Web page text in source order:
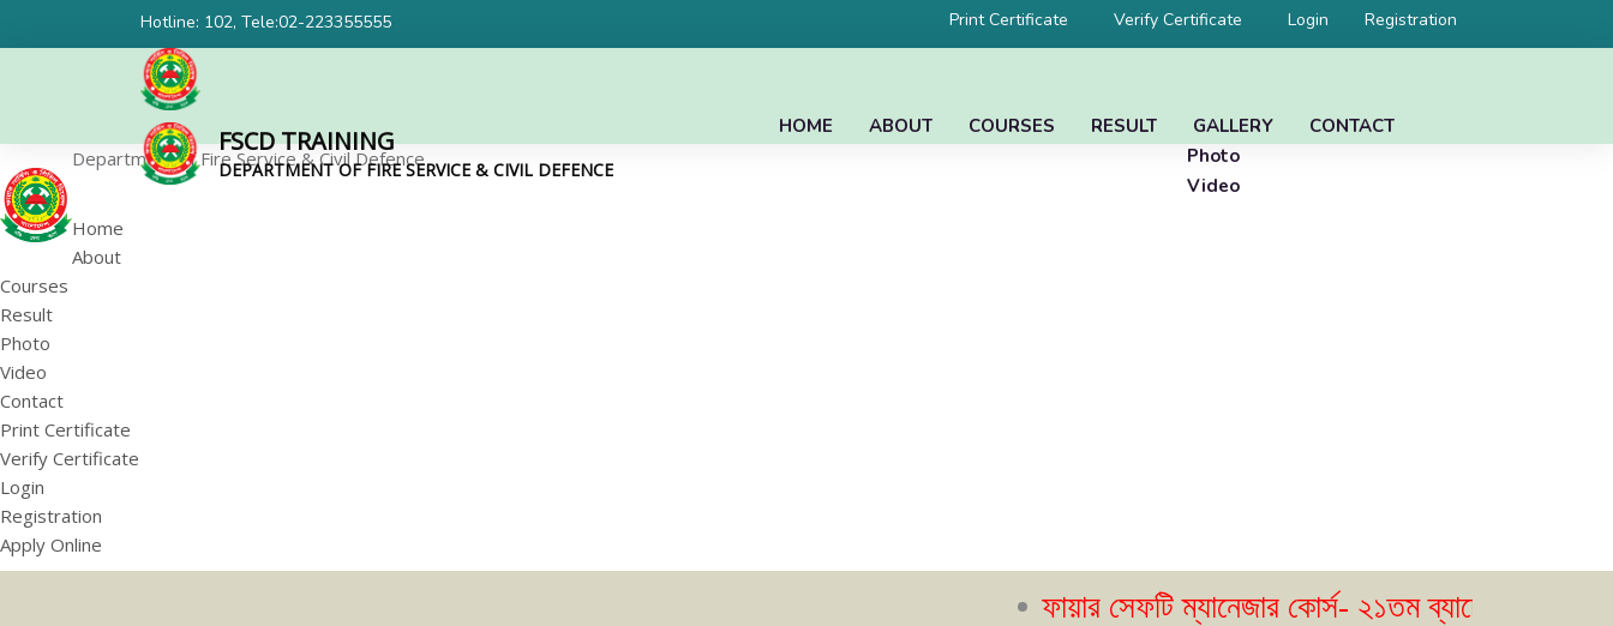
Hotline: 102, Tele:02-223355555 Print Certificate Verify Certificate Login Registration
FSCD TRAINING
DEPARTMENT OF FIRE SERVICE & CIVIL DEFENCE
CONTACT
GALLERY
Photo
Video
RESULT
COURSES
ABOUT
HOME
Department of Fire Service & Civil Defence
Home
About
Courses
Result
Photo
Video
Contact
Print Certificate
Verify Certificate
Login
Registration
Apply Online
ফায়ার সেফটি ম্যানেজার কোর্স- ২১তম ব্যাচের ভর্তি বিজ্ঞপ্তি